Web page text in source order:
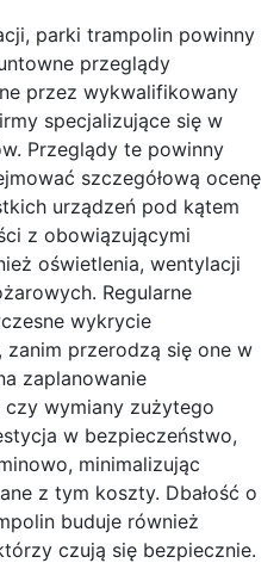
parki trampolin powinny
przeglądy
przez wykwalifikowany
specjalizujące się w
Przeglądy te powinny
szczegółową ocenę
urządzeń pod kątem
z obowiązującymi
oświetlenia, wentylacji
Regularne
wykrycie
przerodzą się one w
zaplanowanie
wymiany zużytego
w bezpieczeństwo,
minimalizując
z tym koszty. Dbałość o
buduje również
czują się bezpiecznie.